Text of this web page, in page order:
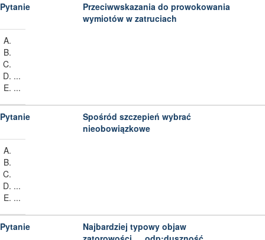
Przeciwwskazania do prowokowania
wymiotów w zatruciach
...
...
Spośród szczepień wybrać
nieobowiązkowe
...
...
Najbardziej typowy objaw